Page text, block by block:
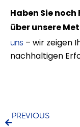
Haben Sie
über unsere
uns – wir zeigen
nachhaltigen
PREVIOUS